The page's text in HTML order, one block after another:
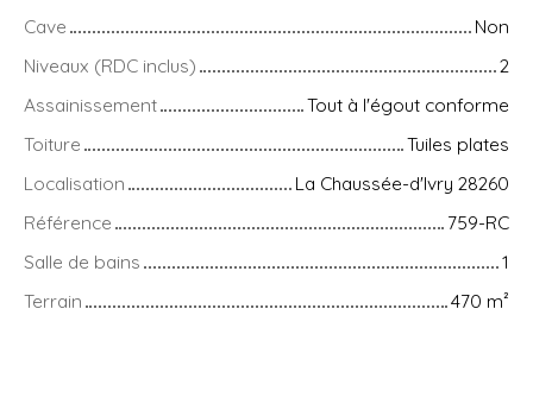
Cave
Non
Niveaux (RDC inclus)
2
Assainissement
Tout à l'égout conforme
Toiture
Tuiles plates
Localisation
La Chaussée-d'Ivry 28260
Référence
759-RC
Salle de bains
1
Terrain
470 m²